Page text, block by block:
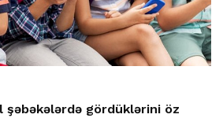
şəbəkələrdə gördüklərini öz